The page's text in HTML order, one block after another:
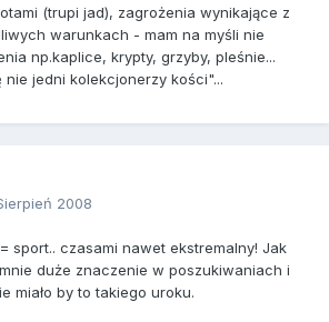
(trupi jad), zagrożenia wynikające z
warunkach - mam na myśli nie
np.kaplice, krypty, grzyby, pleśnie...
jedni kolekcjonerzy kości"...
2008
sport.. czasami nawet ekstremalny! Jak
duże znaczenie w poszukiwaniach i
miało by to takiego uroku.